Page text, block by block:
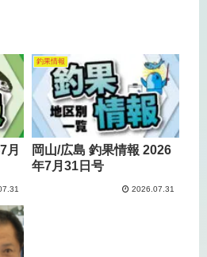
月
釣果情報
岡山/広島 釣果情報 2026
年7月31日号
2026.07.31